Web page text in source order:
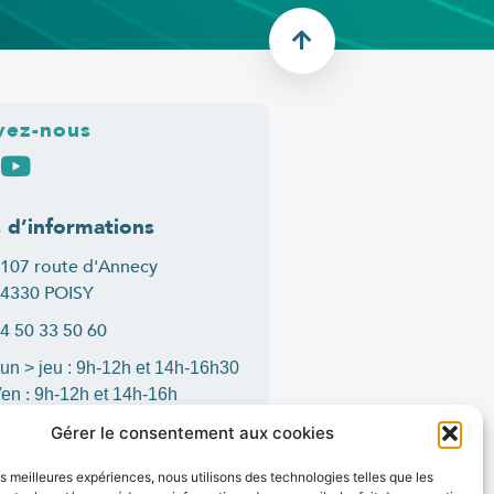
Gérer le consentement aux cookies
meilleures expériences, nous utilisons des technologies telles que les
nous
d’informations
route d'Annecy
POISY
50 33 50 60
> jeu : 9h-12h et 14h-16h30
:9h-12h et 14h-16h
Contact